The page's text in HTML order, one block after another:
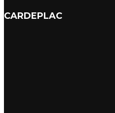
CARDEPLAC